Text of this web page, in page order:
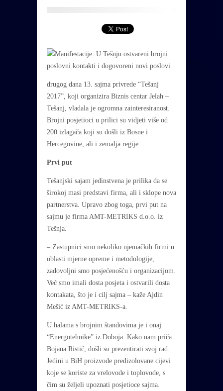
drugog dana 13. sajma privrede “Tešanj
2017”, koji organizira Biznis centar Jelah –
Tešanj, vladala je ogromna zainteresiranost.
Brojni posjetioci u prilici su vidjeti više od
200 izlagača koji su došli iz Bosne i
Hercegovine, ali i zemalja regije.
Prvi put
Tešanjski sajam jedinstvena je prilika da se
širokoj masi predstavi firma, ali i sklope nova
partnerstva. Upravo zbog toga, prvi put na
sajmu je firma AMT-METRIKS d.o.o. iz
Tešnja.
– Zastupnici smo nekoliko njemačkih firmi u
oblasti mjerne opreme i metodologije,
zadovoljni smo posjećenošću i organizacijom.
Već smo imali dosta posjeta i ostvarili dosta
kontakata, što je i cilj sajma – kaže Ajdin
Mešić iz AMT-METRIKS-a.
U halama s brojnim štandovima je i onaj
“Energotehnike” iz Doboja. Kako nam priča
Bojana Ristić, došli su prezentirati svoj rad.
Jedini u BiH proizvode predizolovane cijevi
koje se koriste za vrelovode i toplovode, s
čim su željeli upoznati posjetioce sajma.